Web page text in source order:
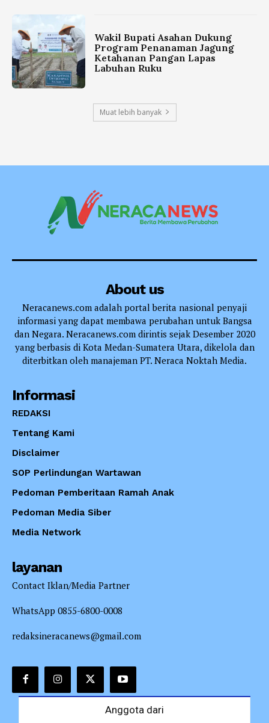
Wakil Bupati Asahan Dukung
Program Penanaman Jagung
Ketahanan Pangan Lapas
Labuhan Ruku
Muat lebih banyak
About us
Neracanews.com adalah portal berita nasional penyaji
informasi yang dapat membawa perubahan untuk Bangsa
dan Negara. Neracanews.com dirintis sejak Desember 2020
yang berbasis di Kota Medan-Sumatera Utara, dikelola dan
diterbitkan oleh manajeman PT. Neraca Noktah Media.
Informasi
REDAKSI
Tentang Kami
Disclaimer
SOP Perlindungan Wartawan
Pedoman Pemberitaan Ramah Anak
Pedoman Media Siber
Media Network
layanan
Contact Iklan/Media Partner
WhatsApp 0855-6800-0008
redaksineracanews@gmail.com
Anggota dari